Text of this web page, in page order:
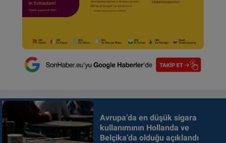
Avrupa’da en düşük sigara
kullanımının Hollanda ve
Belçika’da olduğu açıklandı